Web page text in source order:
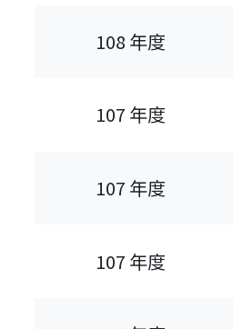
108 年度
107 年度
107 年度
107 年度